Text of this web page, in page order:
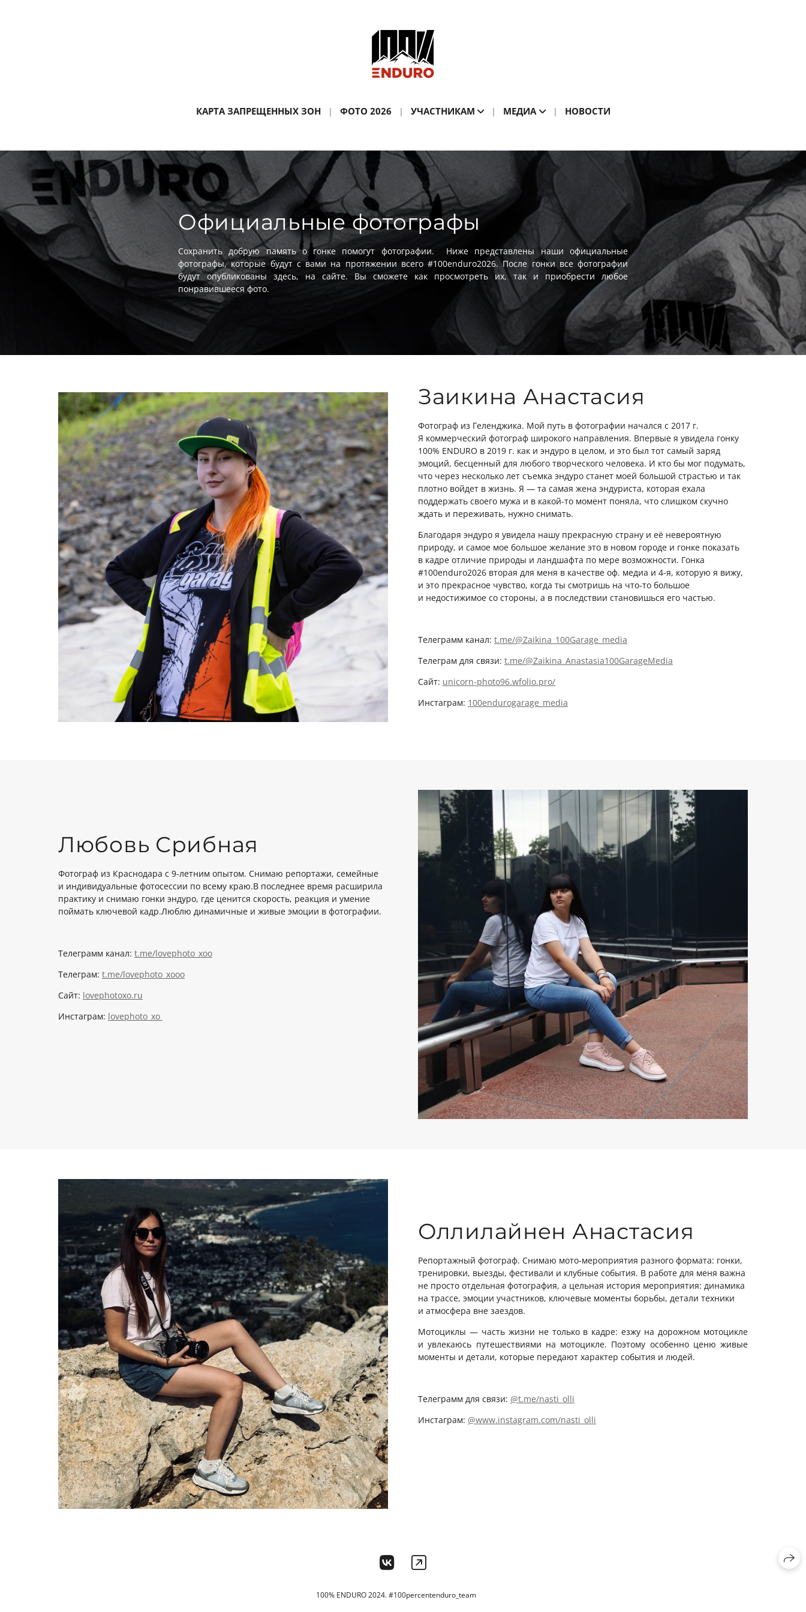
КАРТА ЗАПРЕЩЕННЫХ ЗОН ФОТО 2026 УЧАСТНИКАМ МЕДИА НОВОСТИ
Официальные фотографы
Сохранить добрую память о гонке помогут фотографии. Ниже представлены наши официальные
фотографы, которые будут с вами на протяжении всего #100enduro2026. После гонки все фотографии
будут опубликованы здесь, на сайте. Вы сможете как просмотреть их, так и приобрести любое
понравившееся фото.
Заикина Анастасия
Фотограф из Геленджика. Мой путь в фотографии начался с 2017 г.
Я коммерческий фотограф широкого направления. Впервые я увидела гонку
100% ENDURO в 2019 г. как и эндуро в целом, и это был тот самый заряд
эмоций, бесценный для любого творческого человека. И кто бы мог подумать,
что через несколько лет съемка эндуро станет моей большой страстью и так
плотно войдет в жизнь. Я — та самая жена эндуриста, которая ехала
поддержать своего мужа и в какой-то момент поняла, что слишком скучно
ждать и переживать, нужно снимать.
Благодаря эндуро я увидела нашу прекрасную страну и её невероятную
природу, и самое мое большое желание это в новом городе и гонке показать
в кадре отличие природы и ландшафта по мере возможности. Гонка
#100enduro2026 вторая для меня в качестве оф. медиа и 4-я, которую я вижу,
и это прекрасное чувство, когда ты смотришь на что-то большое
и недостижимое со стороны, а в последствии становишься его частью.
Телеграмм канал: t.me/@Zaikina_100Garage_media
Телеграм для связи: t.me/@Zaikina_Anastasia100GarageMedia
Сайт: unicorn-photo96.wfolio.pro/
Инстаграм: 100endurogarage_media
Любовь Срибная
Фотограф из Краснодара с 9-летним опытом. Снимаю репортажи, семейные
и индивидуальные фотосессии по всему краю.В последнее время расширила
практику и снимаю гонки эндуро, где ценится скорость, реакция и умение
поймать ключевой кадр.Люблю динамичные и живые эмоции в фотографии.
Телеграмм канал: t.me/lovephoto_xoo
Телеграм: t.me/lovephoto_xooo
Сайт: lovephotoxo.ru
Инстаграм: lovephoto_xo
Оллилайнен Анастасия
Репортажный фотограф. Снимаю мото-мероприятия разного формата: гонки,
тренировки, выезды, фестивали и клубные события. В работе для меня важна
не просто отдельная фотография, а цельная история мероприятия: динамика
на трассе, эмоции участников, ключевые моменты борьбы, детали техники
и атмосфера вне заездов.
Мотоциклы — часть жизни не только в кадре: езжу на дорожном мотоцикле
и увлекаюсь путешествиями на мотоцикле. Поэтому особенно ценю живые
моменты и детали, которые передают характер события и людей.
Телеграмм для связи: @t.me/nasti_olli
Инстаграм: @www.instagram.com/nasti_olli
100% ENDURO 2024. #100percentenduro_team